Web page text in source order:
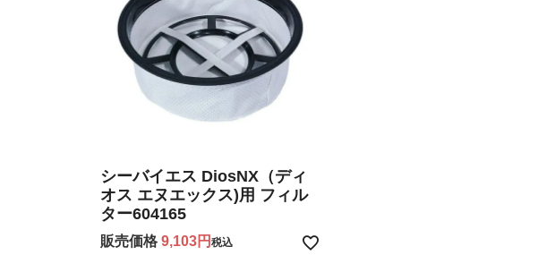
シーバイエス DiosNX（ディ
オス エヌエックス)用 フィル
ター604165
販売価格 9,103 税込